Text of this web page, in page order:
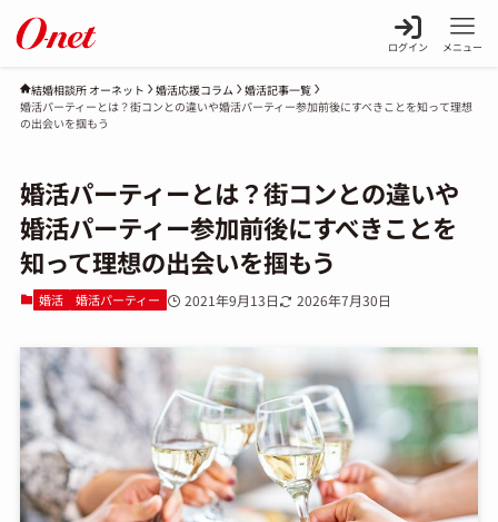
ログイン メニュー
結婚相談所 オーネット 婚活応援コラム
婚活記事一覧
婚活パーティーとは？街コンとの違いや婚活パーティー参加前後にすべきことを知って理想
の出会いを掴もう
婚活パーティーとは？街コンとの違いや
婚活パーティー参加前後にすべきことを
知って理想の出会いを掴もう
婚活 婚活パーティー 2021年9月13日 2026年7月30日